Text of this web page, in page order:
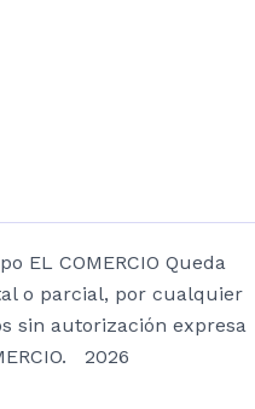
EL COMERCIO Queda
o parcial, por cualquier
sin autorización expresa
2026